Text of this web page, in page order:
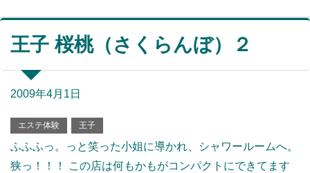
王子 桜桃（さくらんぼ）２
2009年4月1日
エステ体験 王子
ふふふっ。っと笑った小姐に導かれ、シャワールームへ。
狭っ！！！ この店は何もかもがコンパクトにできてます